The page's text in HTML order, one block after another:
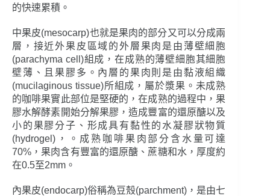
的快速累積。
中果皮(mesocarp)也就是果肉的部分又可以分成兩
層，接近外果皮區域的外層果肉是由薄壁細胞
(parachyma cell)組成，在成熟的薄壁細胞其細胞
壁薄、且果膠多。內層的果肉則是由黏液組織
(mucilaginous tissue)所組成，屬於漿果。未成熟
的咖啡果實此部位是堅硬的，在成熟的過程中，果
膠水解酵素開始分解果膠，造成豐富的還原醣以及
小的果膠分子、形成具有黏性的水凝膠狀物質
(hydrogel)，。成熟咖啡果肉部分含水量可達
70%，果肉含有豐富的還原醣、蔗糖和水，厚度約
在0.5至2mm。
內果皮(endocarp)俗稱為豆殼(parchment)，是由七